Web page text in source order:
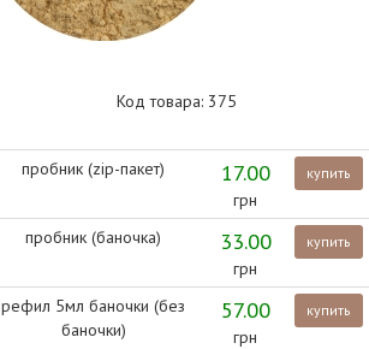
Код товара: 375
пробник (zip-пакет) 17.00
грн
купить
пробник (баночка) 33.00
грн
купить
рефил 5мл баночки (без
баночки)
57.00
грн
купить